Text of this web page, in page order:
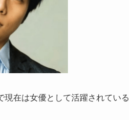
現在は女優として活躍されている